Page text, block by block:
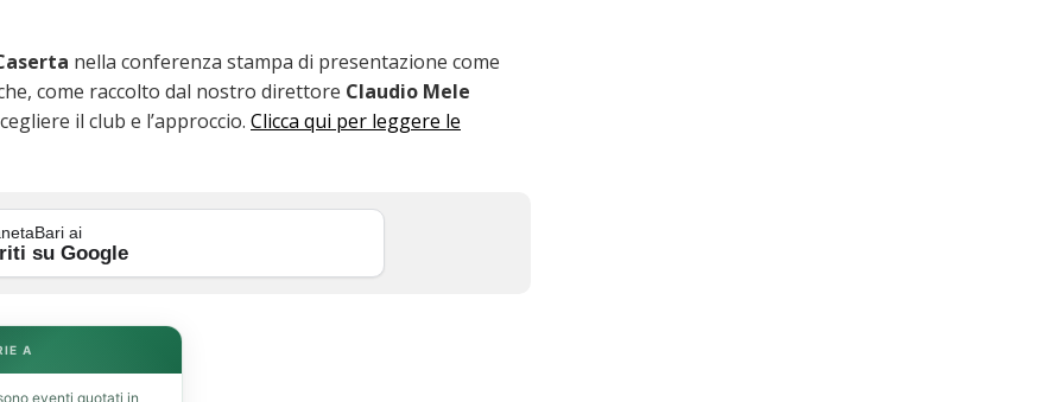
nella conferenza stampa di presentazione come
come raccolto dal nostro direttore Claudio Mele
il club e l’approccio. Clicca qui per leggere le
ai
su Google
A
eventi quotati in